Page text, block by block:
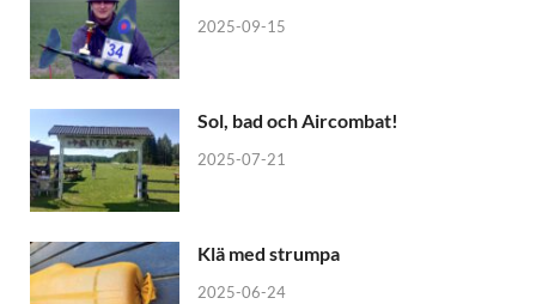
2025-09-15
Sol, bad och Aircombat!
2025-07-21
Klä med strumpa
2025-06-24